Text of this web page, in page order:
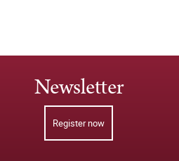
Newsletter
Register now